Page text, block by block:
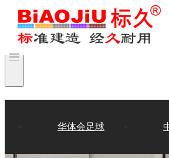
华体会足球